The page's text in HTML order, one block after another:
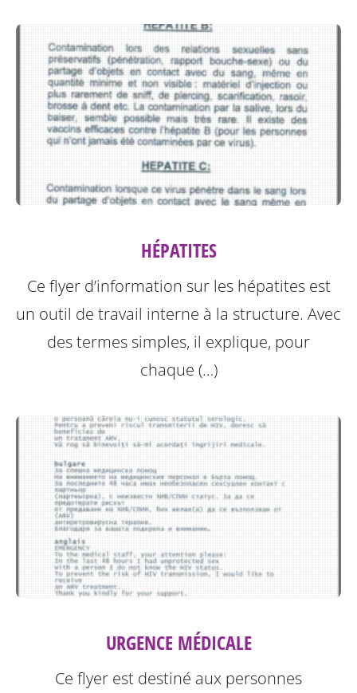
HÉPATITES
Ce flyer d’information sur les hépatites est
un outil de travail interne à la structure. Avec
des termes simples, il explique, pour
chaque (…)
URGENCE MÉDICALE
Ce flyer est destiné aux personnes